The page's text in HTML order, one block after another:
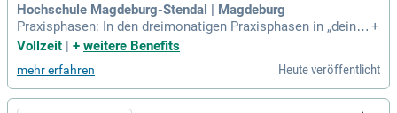
Hochschule Magdeburg-Stendal | Magdeburg
Praxisphasen: In den dreimonatigen Praxisphasen in „deine
m“ Unternehmen erwirbst du als dualer Student oder duale S
ebswirtschaftlichen Bereichen und arbeitest dort aktiv mit.
+
Vollzeit | + weitere Benefits
mehr erfahren Heute veröffentlicht